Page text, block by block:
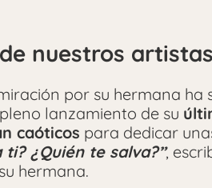
nuestros artistas
por su hermana ha
lanzamiento de su
caóticos para dedicar
¿Quién te salva?”,
hermana.